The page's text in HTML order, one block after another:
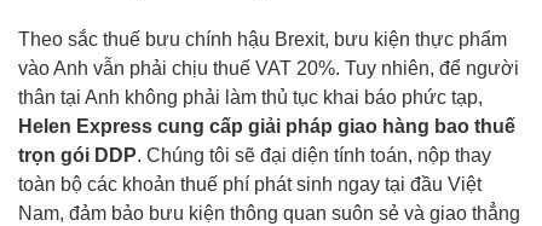
Theo sắc thuế bưu chính hậu Brexit, bưu kiện thực phẩm
vào Anh vẫn phải chịu thuế VAT 20%. Tuy nhiên, để người
thân tại Anh không phải làm thủ tục khai báo phức tạp,
Helen Express cung cấp giải pháp giao hàng bao thuế
trọn gói DDP. Chúng tôi sẽ đại diện tính toán, nộp thay
toàn bộ các khoản thuế phí phát sinh ngay tại đầu Việt
Nam, đảm bảo bưu kiện thông quan suôn sẻ và giao thẳng